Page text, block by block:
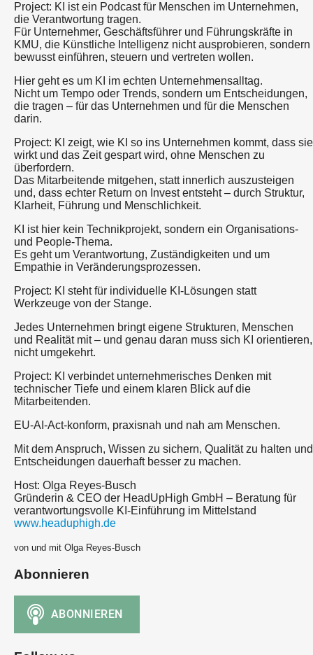
Project: KI ist ein Podcast für Menschen im Unternehmen,
die Verantwortung tragen.
Für Unternehmer, Geschäftsführer und Führungskräfte in
KMU, die Künstliche Intelligenz nicht ausprobieren, sondern
bewusst einführen, steuern und vertreten wollen.
Hier geht es um KI im echten Unternehmensalltag.
Nicht um Tempo oder Trends, sondern um Entscheidungen,
die tragen – für das Unternehmen und für die Menschen
darin.
Project: KI zeigt, wie KI so ins Unternehmen kommt, dass sie
wirkt und das Zeit gespart wird, ohne Menschen zu
überfordern.
Das Mitarbeitende mitgehen, statt innerlich auszusteigen
und, dass echter Return on Invest entsteht – durch Struktur,
Klarheit, Führung und Menschlichkeit.
KI ist hier kein Technikprojekt, sondern ein Organisations-
und People-Thema.
Es geht um Verantwortung, Zuständigkeiten und um
Empathie in Veränderungsprozessen.
Project: KI steht für individuelle KI-Lösungen statt
Werkzeuge von der Stange.
Jedes Unternehmen bringt eigene Strukturen, Menschen
und Realität mit – und genau daran muss sich KI orientieren,
nicht umgekehrt.
Project: KI verbindet unternehmerisches Denken mit
technischer Tiefe und einem klaren Blick auf die
Mitarbeitenden.
EU-AI-Act-konform, praxisnah und nah am Menschen.
Mit dem Anspruch, Wissen zu sichern, Qualität zu halten und
Entscheidungen dauerhaft besser zu machen.
Host: Olga Reyes-Busch
Gründerin & CEO der HeadUpHigh GmbH – Beratung für
verantwortungsvolle KI-Einführung im Mittelstand
www.headuphigh.de
von und mit Olga Reyes-Busch
Abonnieren